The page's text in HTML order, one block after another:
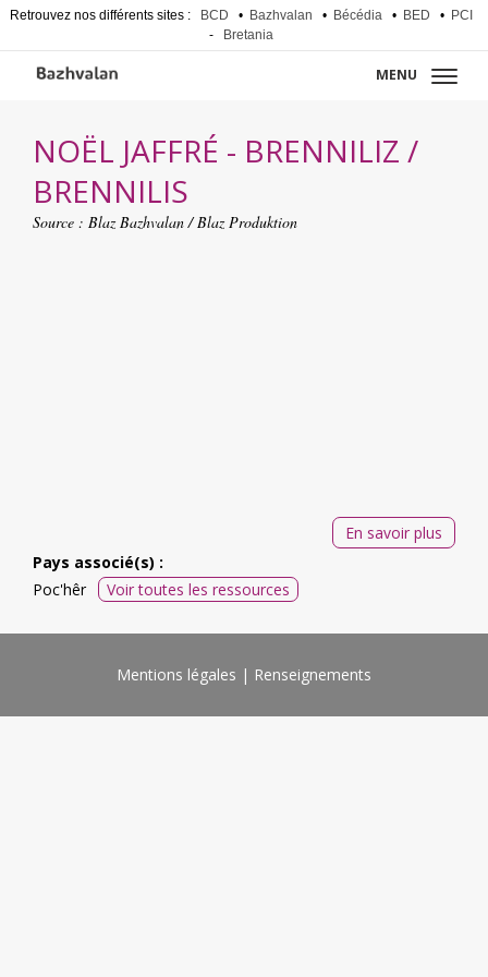
Retrouvez nos différents sites : BCD • Bazhvalan • Bécédia • BED •
PCI
-
Bretania
MENU
NOËL JAFFRÉ - BRENNILIZ /
BRENNILIS
Source : Blaz Bazhvalan / Blaz Produktion
En savoir plus
Pays associé(s) :
Poc'hêr
Voir toutes les ressources
Mentions légales Renseignements